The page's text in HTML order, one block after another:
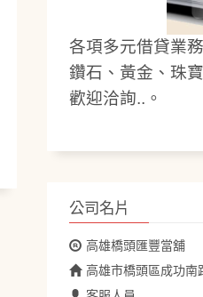
各項多元借貸業
鑽石 、黃金、珠
歡迎洽詢..。
公司名片
高雄橋頭匯豐當舖
高雄市橋頭區成功南